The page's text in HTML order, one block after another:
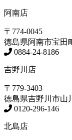
阿南店
〒774-0045
徳島県阿南市宝田
0884-24-8186
吉野川店
〒779-3403
徳島県吉野川市山
0120-296-146
北島店